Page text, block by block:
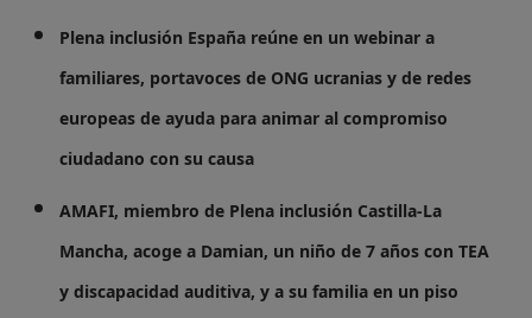
Plena inclusión España reúne en un webinar a
familiares, portavoces de ONG ucranias y de redes
europeas de ayuda para animar al compromiso
ciudadano con su causa
AMAFI, miembro de Plena inclusión Castilla-La
Mancha, acoge a Damian, un niño de 7 años con TEA
y discapacidad auditiva, y a su familia en un piso